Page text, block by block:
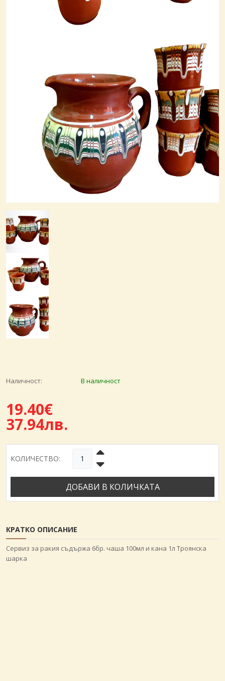
Наличност: В наличност
19.40€
37.94лв.
КОЛИЧЕСТВО:
ДОБАВИ В КОЛИЧКАТА
КРАТКО ОПИСАНИЕ
Сервиз за ракия съдържа 6бр. чаша 100мл и кана 1л Троянска
шарка